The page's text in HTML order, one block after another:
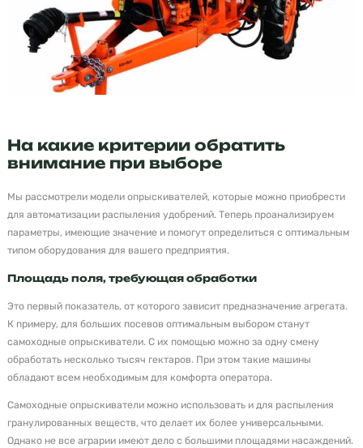
На какие критерии обратить
внимание при выборе
Мы рассмотрели модели опрыскивателей, которые можно приобрести
для автоматизации распыления удобрений. Теперь проанализируем
параметры, имеющие значение и помогут определиться с оптимальным
типом оборудования для вашего предприятия.
Площадь поля, требующая обработки
Это первый показатель, от которого зависит предназначение агрегата.
К примеру, для больших посевов оптимальным выбором станут
самоходные опрыскиватели. С их помощью можно за одну смену
обработать несколько тысяч гектаров. При этом такие машины
обладают всем необходимым для комфорта оператора.
Самоходные опрыскиватели можно использовать и для распыления
гранулированных веществ, что делает их более универсальными.
Однако не все аграрии имеют дело с большими площадями насаждений.